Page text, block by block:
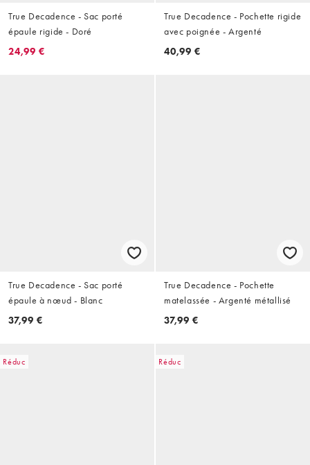
True Decadence - Sac porté
épaule rigide - Doré
24,99 €
True Decadence - Pochette rigide
avec poignée - Argenté
40,99 €
True Decadence - Sac porté
épaule à nœud - Blanc
37,99 €
True Decadence - Pochette
matelassée - Argenté métallisé
37,99 €
Réduc Réduc